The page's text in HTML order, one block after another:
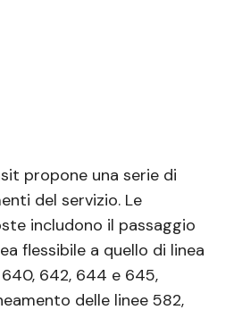
propone una serie di
del servizio. Le
includono il passaggio
flessibile a quello di linea
642, 644 e 645,
delle linee 582,